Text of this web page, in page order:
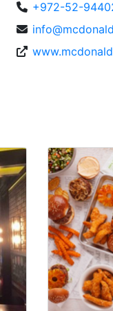
+972-52-